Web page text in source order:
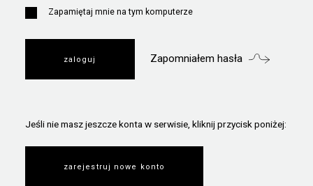
Zapamiętaj mnie na tym komputerze
Zapomniałem hasła
Jeśli nie masz jeszcze konta w serwisie, kliknij przycisk poniżej:
zarejestruj nowe konto